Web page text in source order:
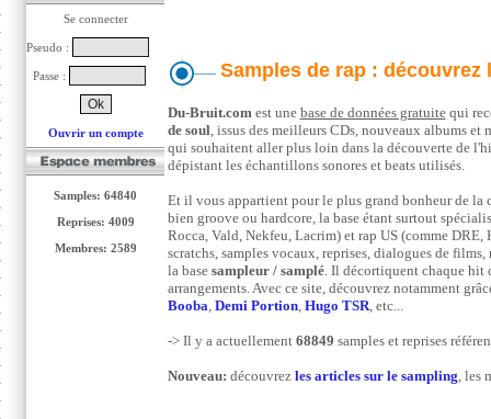
Se connecter
Pseudo :
Passe :
Ouvrir un compte
Samples: 64840
Reprises: 4009
Membres: 2589
Samples de rap :
Du-Bruit.comest une base de données gratuitequi
de soul, issus des meilleurs CDs, nouveaux albums
qui souhaitent aller plus loin dans la découverte de
dépistant les échantillons sonores et beats utilisés.
Et il vous appartient pour le plus grand bonheur de la
bien groove ou hardcore, la base étant surtout
Rocca, Vald, Nekfeu, Lacrim) et rap US (comme
scratchs, samples vocaux, reprises, dialogues de
la base sampleur / samplé. Il décortiquent chaque hit
arrangements. Avec ce site, découvrez notamment
Booba, Demi Portion, Hugo TSR, etc...
-> Il y a actuellement 68849 samples et reprises
Nouveau: découvrez les articles sur le sampling, les